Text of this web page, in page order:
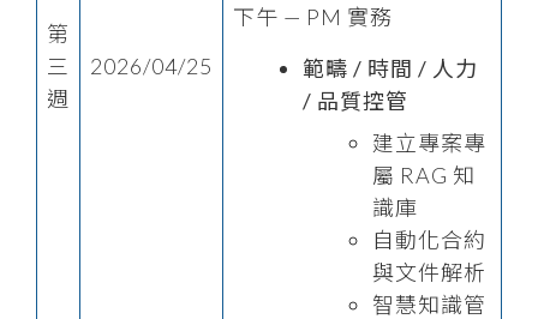
第
三
週
2026/04/25
下午 — PM 實務
範疇 / 時間 / 人力
/ 品質控管
建立專案專
屬 RAG 知
識庫
自動化合約
與文件解析
智慧知識管